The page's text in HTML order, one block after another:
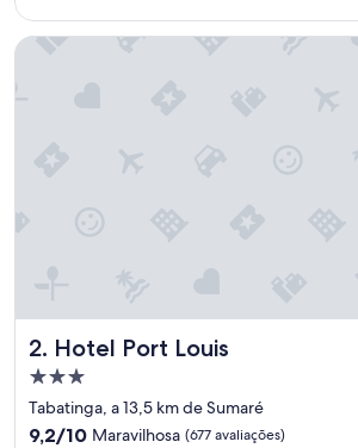
2. Hotel Port Louis
Hotel Port Louis
Propriedade
3.0
estrelas
Tabatinga, a 13,5 km de Sumaré
9.2
9,2/10 Maravilhosa (677 avaliações)
Hotel Port Louis